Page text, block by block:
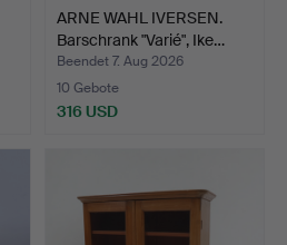
ARNE WAHL IVERSEN.
Barschrank "Varié", Ike…
Beendet 7. Aug 2026
10 Gebote
316 USD